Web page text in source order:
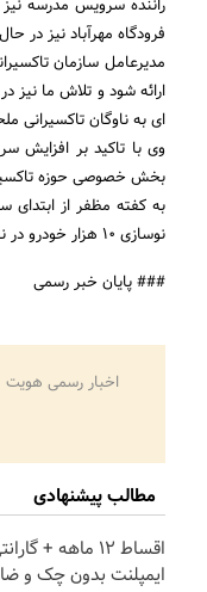
راننده سرویس مدرسه
فرودگاه مهرآباد نیز در
مدیرعامل سازمان
ارائه شود و تلاش ما نیز
ای به ناوگان تاکسیرانی
وی با تاکید بر افزایش
بخش خصوصی حوزه
نوسازی 10 هزار خودرو در ناوگان است.
### پایان خبر رسمی
اخبار رسمی
مطالب پیشنهادی
اقساط 12 ماهه +
ایمپلنت بدون چک و